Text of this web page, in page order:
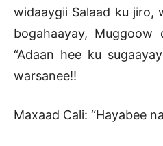
widaaygii Salaad ku jiro,
bogahaayay, Muggoow
“Adaan hee ku
warsanee!!
Maxaad Cali: “Hayabee